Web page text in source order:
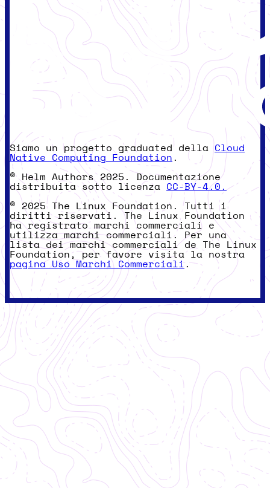
Siamo un progetto graduated della Cloud
Native Computing Foundation .
© Helm Authors 2025. Documentazione
distribuita sotto licenza CC-BY-4.0.
© 2025 The Linux Foundation. Tutti i
diritti riservati. The Linux Foundation
ha registrato marchi commerciali e
utilizza marchi commerciali. Per una
lista dei marchi commerciali de The Linux
Foundation, per favore visita la nostra
pagina Uso Marchi Commerciali.